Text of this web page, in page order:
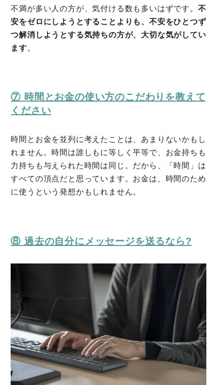
不満が多い人の方が、気付ける数も多いはずです。 不
安をゼロにしようとすることよりも、不安をひとつず
つ解消しようとする気持ちの方が、大切な気がしてい
ます。
⑦ 時間とお金の使い方のこだわりを教えて
ください
時間とお金を並列に考えたことは、あまりないかもし
れません。時間は誰しもに等しく平等で、お金持ちも
力持ちも与えられた時間は同じ。だから、「時間」は
すべての頂点だと思っています。お金は、時間のため
に使うという発想かもしれません。
⑧ 過去の自分にメッセージを送るなら?